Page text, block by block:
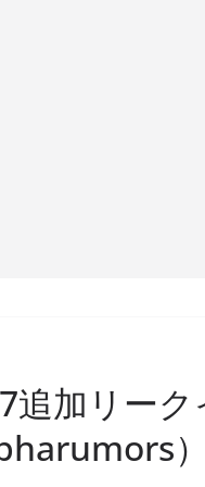
追加リー
）